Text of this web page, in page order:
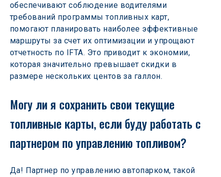
обеспечивают соблюдение водителями
требований программы топливных карт,
помогают планировать наиболее эффективные
маршруты за счет их оптимизации и упрощают
отчетность по IFTA. Это приводит к экономии,
которая значительно превышает скидки в
размере нескольких центов за галлон.
Могу ли я сохранить свои текущие
топливные карты, если буду работать с
партнером по управлению топливом?
Да! Партнер по управлению автопарком, такой